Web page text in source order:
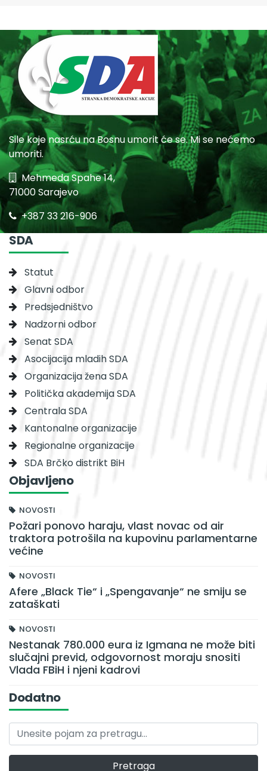
Sile koje nasrću na Bosnu umorit će se. Mi se nećemo
umoriti.
Mehmeda Spahe 14,
71000 Sarajevo
+387 33 216-906
SDA
Statut
Glavni odbor
Predsjedništvo
Nadzorni odbor
Senat SDA
Asocijacija mladih SDA
Organizacija žena SDA
Politička akademija SDA
Centrala SDA
Kantonalne organizacije
Regionalne organizacije
SDA Brčko distrikt BiH
Objavljeno
NOVOSTI
Požari ponovo haraju, vlast novac od air
traktora potrošila na kupovinu parlamentarne
većine
NOVOSTI
Afere „Black Tie“ i „Spengavanje“ ne smiju se
zataškati
NOVOSTI
Nestanak 780.000 eura iz Igmana ne može biti
slučajni previd, odgovornost moraju snositi
Vlada FBiH i njeni kadrovi
Dodatno
Pretraga